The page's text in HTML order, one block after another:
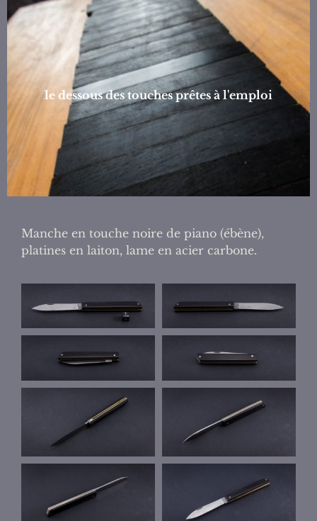
le dessous des touches prêtes à l'emploi
Manche en touche noire de piano (ébène),
platines en laiton, lame en acier carbone.